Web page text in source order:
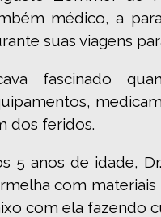
médico, a
suas viagens
fascinado
dos feridos.
5 anos de idade,
com materiais
com ela fazendo